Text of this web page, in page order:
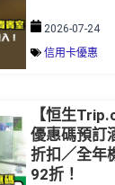
2026-07-24
信用卡優惠
【恒生
優惠碼預訂
折扣／全年
92折！